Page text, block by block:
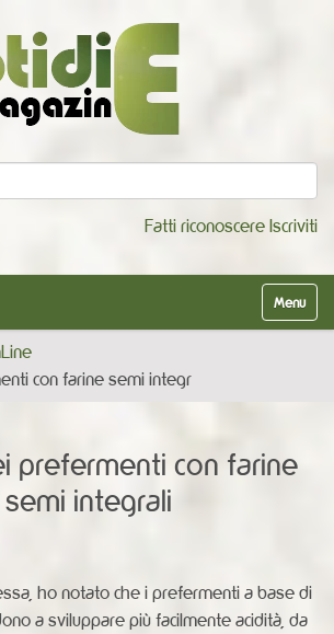
Fatti riconoscere Iscriviti
Alterna la
con farine semi integr
prefermenti con farine
semi integrali
ho notato che i prefermenti a base di
a sviluppare più facilmente acidità, da